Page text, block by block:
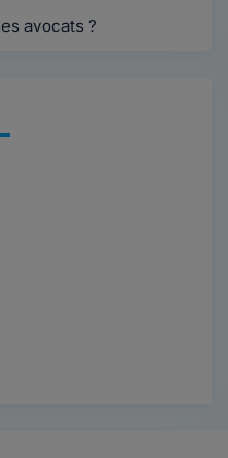
avocats ?